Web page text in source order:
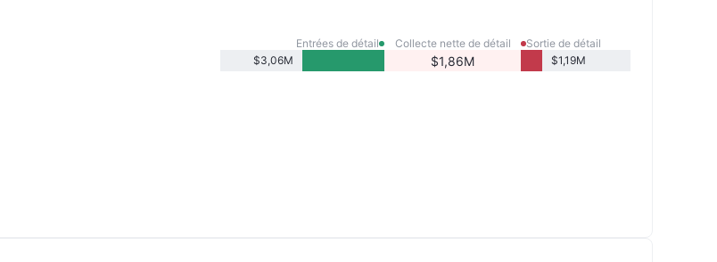
Entrées de détail
$3,06M
Collecte nette de détail
$1,86M
Sortie de détail
$1,19M